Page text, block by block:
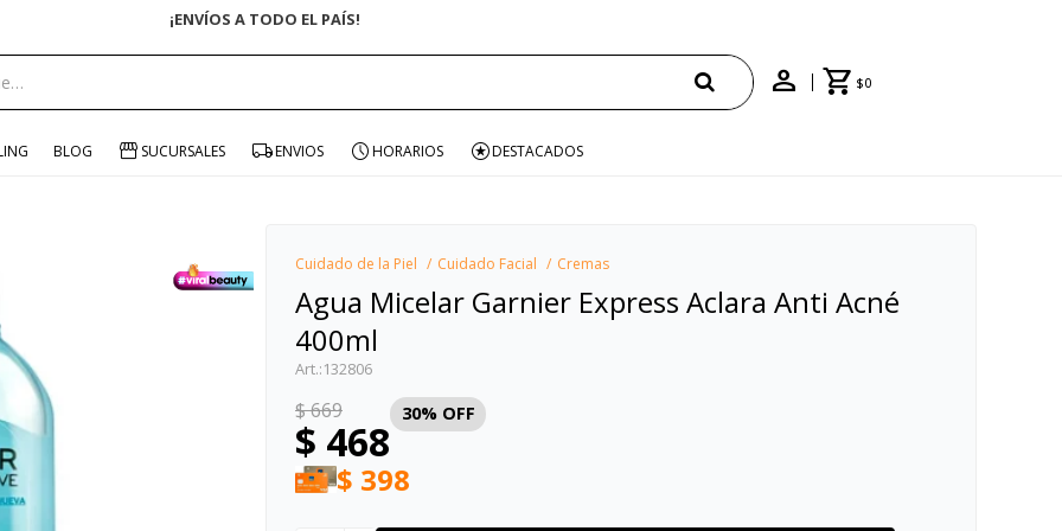
¡ENVÍOS A TODO EL PAÍS!
$0
BLOG SUCURSALES ENVIOS HORARIOS DESTACADOS
Cuidado de la Piel Cuidado Facial Cremas
Agua Micelar Garnier Express Aclara Anti Acné
400ml
132806
$ 468
$669 30
$ 398